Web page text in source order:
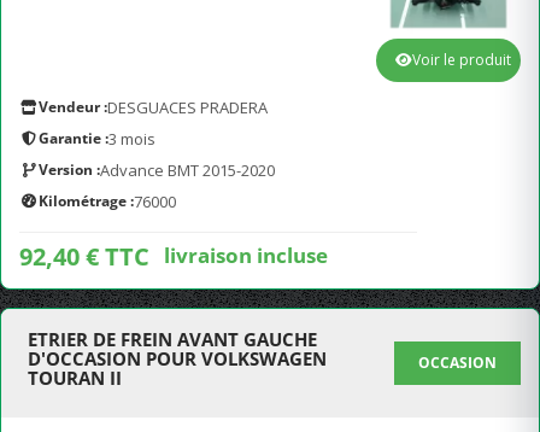
Vendeur :DESGUACES PRADERA
Garantie :3 mois
Version :Advance BMT 2015-2020
Kilométrage :76000
92,40 € TTC livraison incluse
Voir le produit
ETRIER DE FREIN AVANT GAUCHE
D'OCCASION POUR VOLKSWAGEN
TOURAN II
OCCASION